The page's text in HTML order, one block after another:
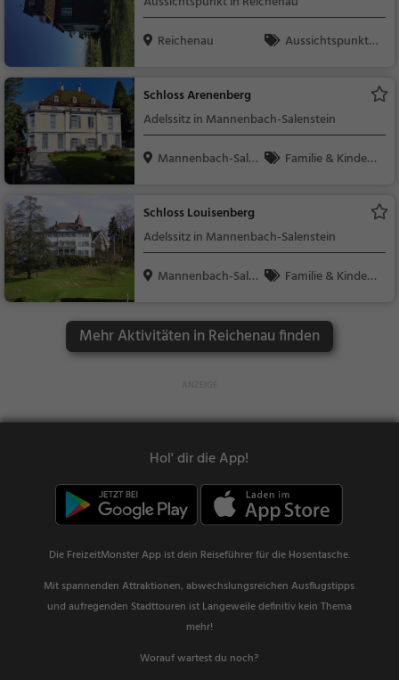
Reichenau
Aussichtspunkt, F
Schloss Arenenberg
Adelssitz in Mannenbach-Salenstein
Mannenbach-Sale
Familie & Kinder,
Schloss Louisenberg
Adelssitz in Mannenbach-Salenstein
Mannenbach-Sale
Familie & Kinder,
Mehr Aktivitäten in Reichenau finden
Hol' dir die App!
Die FreizeitMonster App ist dein Reiseführer für die Hosentasche.
Mit spannenden Attraktionen, abwechslungsreichen Ausflugstipps
und aufregenden Stadttouren ist Langeweile definitiv kein Thema
mehr!
Worauf wartest du noch?